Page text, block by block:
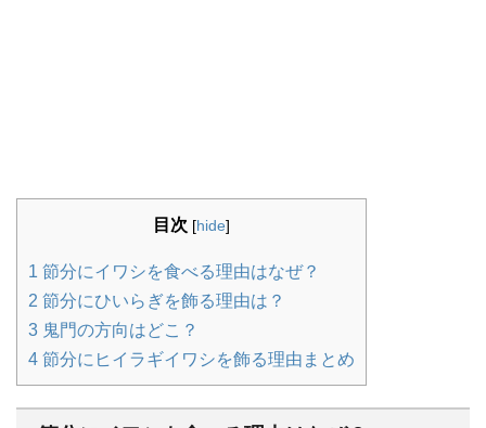
目次 [hide]
1 節分にイワシを食べる理由はなぜ？
2 節分にひいらぎを飾る理由は？
3 鬼門の方向はどこ？
4 節分にヒイラギイワシを飾る理由まとめ